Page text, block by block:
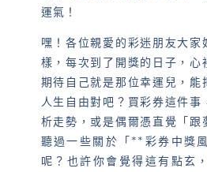
運氣！
嘿！各位親愛的彩迷朋友大家
樣，每次到了開獎的日子，心
期待自己就是那位幸運兒，能
人生自由對吧？買彩券這件事
析走勢，或是偶爾憑直覺「跟
聽過一些關於「**彩券中獎
呢？也許你會覺得這有點玄